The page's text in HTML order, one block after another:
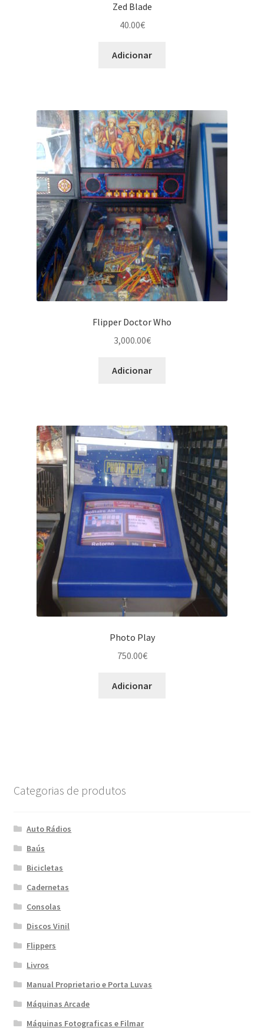
Zed Blade
40.00€
Adicionar
Flipper Doctor Who
3,000.00€
Adicionar
Photo Play
750.00€
Adicionar
Categorias de produtos
Auto Rádios
Baús
Bicicletas
Cadernetas
Consolas
Discos Vinil
Flippers
Livros
Manual Proprietario e Porta Luvas
Máquinas Arcade
Máquinas Fotograficas e Filmar